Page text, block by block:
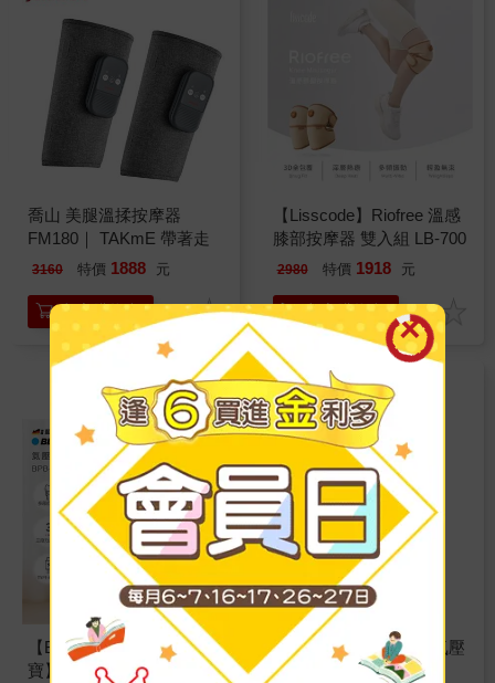
喬山 美腿溫揉按摩器
FM180｜ TAKmE 帶著走
3160 特價 1888 元
加入購物車
【Lisscode】Riofree 溫感
膝部按摩器 雙入組 LB-700
2980 特價 1918 元
加入購物車
【BLAUPUNKT 德國藍
寶】氣壓式腿部舒壓按摩
KINYO －IAM－2801 氣壓
膝部按摩器（單入）